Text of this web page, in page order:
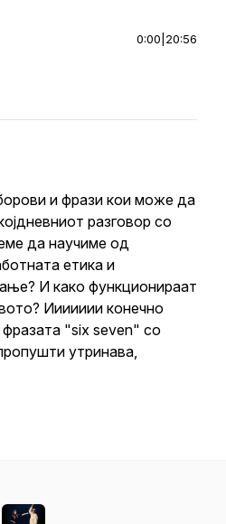
0:00 20:56
и фрази кои може да
разговор со
да научиме од
етика и
И како функционираат
Иииииии конечно
"six seven" со
утринава,